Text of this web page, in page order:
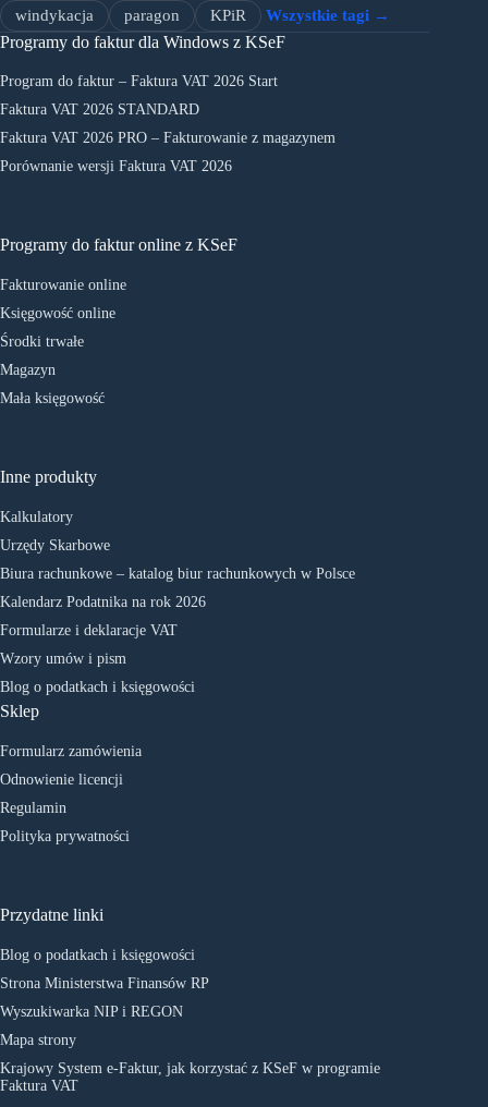
windykacja
paragon KPiR Wszystkie tagi →
Programy do faktur dla Windows z KSeF
Program do faktur – Faktura VAT 2026 Start
Faktura VAT 2026 STANDARD
Faktura VAT 2026 PRO – Fakturowanie z magazynem
Porównanie wersji Faktura VAT 2026
Programy do faktur online z KSeF
Fakturowanie online
Księgowość online
Środki trwałe
Magazyn
Mała księgowość
Inne produkty
Kalkulatory
Urzędy Skarbowe
Biura rachunkowe – katalog biur rachunkowych w Polsce
Kalendarz Podatnika na rok 2026
Formularze i deklaracje VAT
Wzory umów i pism
Blog o podatkach i księgowości
Sklep
Formularz zamówienia
Odnowienie licencji
Regulamin
Polityka prywatności
Przydatne linki
Blog o podatkach i księgowości
Strona Ministerstwa Finansów RP
Wyszukiwarka NIP i REGON
Mapa strony
Krajowy System e-Faktur, jak korzystać z KSeF w programie
Faktura VAT